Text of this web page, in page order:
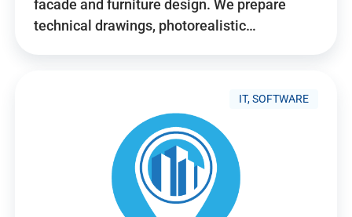
facade and furniture design. We prepare
technical drawings, photorealistic…
IT, SOFTWARE